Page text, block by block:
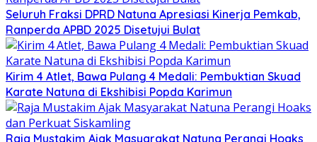
Seluruh Fraksi DPRD Natuna Apresiasi Kinerja Pemkab,
Ranperda APBD 2025 Disetujui Bulat
Kirim 4 Atlet, Bawa Pulang 4 Medali: Pembuktian Skuad
Karate Natuna di Ekshibisi Popda Karimun
Raja Mustakim Ajak Masyarakat Natuna Perangi Hoaks